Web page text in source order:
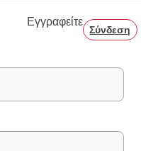
Εγγραφείτε
Σύνδεση